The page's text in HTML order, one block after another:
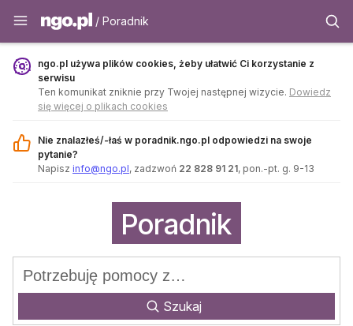
Poradnik - ngo.pl
/ Poradnik
ngo.pl używa plików cookies, żeby ułatwić Ci korzystanie z
serwisu
Ten komunikat zniknie przy Twojej następnej wizycie. Dowiedz
się więcej o plikach cookies
Nie znalazłeś/-łaś w poradnik.ngo.pl odpowiedzi na swoje
pytanie?
Napisz info@ngo.pl, zadzwoń 22 828 91 21, pon.-pt. g. 9-13
Poradnik
Szukaj